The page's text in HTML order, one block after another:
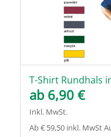
T-Shirt Rundhals
ab 6,90 €
Inkl. MwSt.
Ab € 59,50 inkl. MwSt